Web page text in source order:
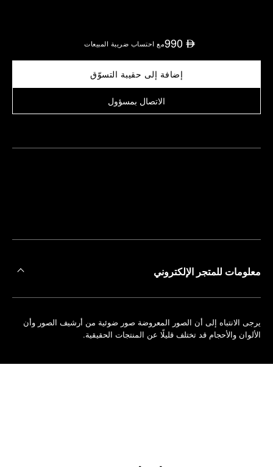
⃃ مع احتساب ضريبة المبيعات
إضافة إلى حقيبة التسوّق
الاتصال بمسؤول
معلومات للمتجر الإلكتروني
يرجى الانتباه إلى أن الصور المعروضة صور ضوئية من أرشيف الصور وأن
الألوان والأحجام قد تختلف قليلًا عن المنتجات الحقيقية.